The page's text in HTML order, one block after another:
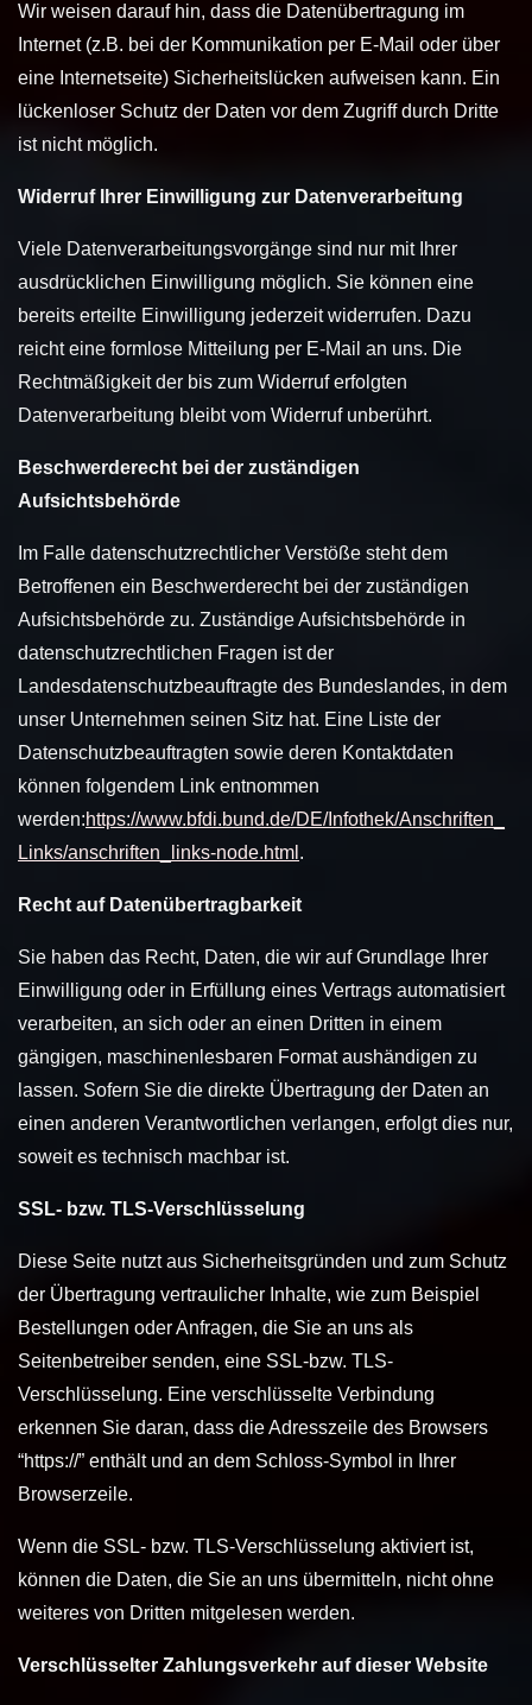
Wir weisen darauf hin, dass die Datenübertragung im
Internet (z.B. bei der Kommunikation per E-Mail oder über
eine Internetseite) Sicherheitslücken aufweisen kann. Ein
lückenloser Schutz der Daten vor dem Zugriff durch Dritte
ist nicht möglich.
Widerruf Ihrer Einwilligung zur Datenverarbeitung
Viele Datenverarbeitungsvorgänge sind nur mit Ihrer
ausdrücklichen Einwilligung möglich. Sie können eine
bereits erteilte Einwilligung jederzeit widerrufen. Dazu
reicht eine formlose Mitteilung per E-Mail an uns. Die
Rechtmäßigkeit der bis zum Widerruf erfolgten
Datenverarbeitung bleibt vom Widerruf unberührt.
Beschwerderecht bei der zuständigen
Aufsichtsbehörde
Im Falle datenschutzrechtlicher Verstöße steht dem
Betroffenen ein Beschwerderecht bei der zuständigen
Aufsichtsbehörde zu. Zuständige Aufsichtsbehörde in
datenschutzrechtlichen Fragen ist der
Landesdatenschutzbeauftragte des Bundeslandes, in dem
unser Unternehmen seinen Sitz hat. Eine Liste der
Datenschutzbeauftragten sowie deren Kontaktdaten
können folgendem Link entnommen
werden:https://www.bfdi.bund.de/DE/Infothek/Anschriften_
Links/anschriften_links-node.html .
Recht auf Datenübertragbarkeit
Sie haben das Recht, Daten, die wir auf Grundlage Ihrer
Einwilligung oder in Erfüllung eines Vertrags automatisiert
verarbeiten, an sich oder an einen Dritten in einem
gängigen, maschinenlesbaren Format aushändigen zu
lassen. Sofern Sie die direkte Übertragung der Daten an
einen anderen Verantwortlichen verlangen, erfolgt dies nur,
soweit es technisch machbar ist.
SSL- bzw. TLS-Verschlüsselung
Diese Seite nutzt aus Sicherheitsgründen und zum Schutz
der Übertragung vertraulicher Inhalte, wie zum Beispiel
Bestellungen oder Anfragen, die Sie an uns als
Seitenbetreiber senden, eine SSL-bzw. TLS-
Verschlüsselung. Eine verschlüsselte Verbindung
erkennen Sie daran, dass die Adresszeile des Browsers
“https://” enthält und an dem Schloss-Symbol in Ihrer
Browserzeile.
Wenn die SSL- bzw. TLS-Verschlüsselung aktiviert ist,
können die Daten, die Sie an uns übermitteln, nicht ohne
weiteres von Dritten mitgelesen werden.
Verschlüsselter Zahlungsverkehr auf dieser Website